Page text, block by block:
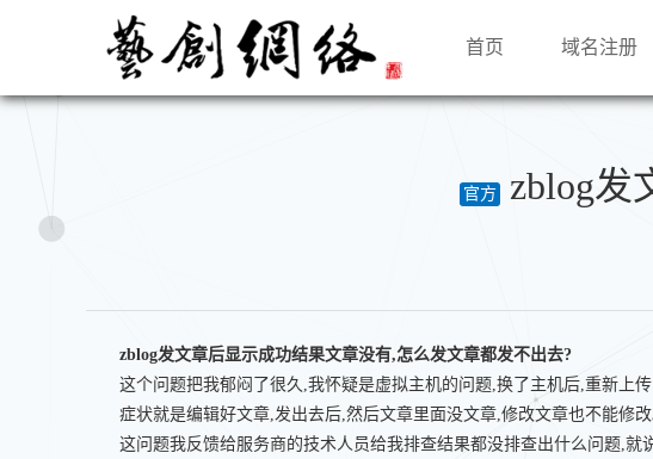
首页 域名注册
官方 zblog发
zblog发文章后显示成功结果文章没有,怎么发文章都发不出去?
这个问题把我郁闷了很久,我怀疑是虚拟主机的问题,换了主机后,重新上
症状就是编辑好文章,发出去后,然后文章里面没文章,修改文章也不能修改
这问题我反馈给服务商的技术人员给我排查结果都没排查出什么问题,就